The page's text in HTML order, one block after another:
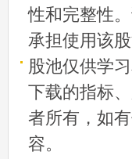
性和完整性
承担使用该
股池仅供学
下载的指标
者所有，如
容。